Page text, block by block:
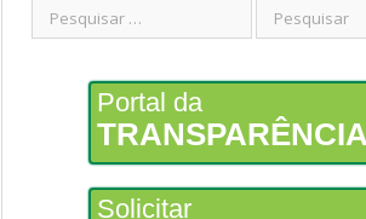
Portal da
TRANSPARÊNCIA
Solicitar